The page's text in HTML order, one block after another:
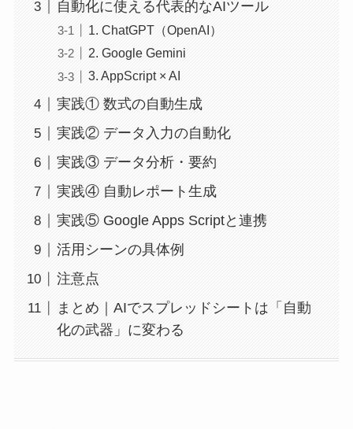
自動化に使える代表的なAIツール
1. ChatGPT（OpenAI）
2. Google Gemini
3. AppScript × AI
実践① 数式の自動生成
実践② データ入力の自動化
実践③ データ分析・要約
実践④ 自動レポート生成
実践⑤ Google Apps Scriptと連携
活用シーンの具体例
注意点
まとめ｜AIでスプレッドシートは「自動
化の武器」に変わる